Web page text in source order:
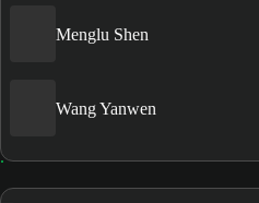
Menglu Shen
Wang Yanwen